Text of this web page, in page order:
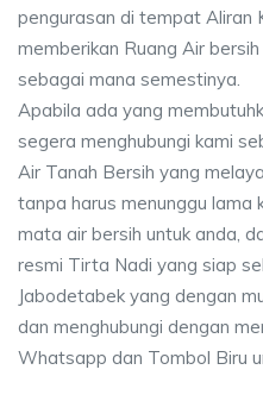
pengurasan di tempat Aliran
memberikan Ruang Air
sebagai mana semestinya.
Apabila ada yang
segera menghubungi kami
Air Tanah Bersih yang
tanpa harus menunggu lama
mata air bersih untuk anda,
resmi Tirta Nadi yang siap
Jabodetabek yang dengan
dan menghubungi dengan
Whatsapp dan Tombol Biru